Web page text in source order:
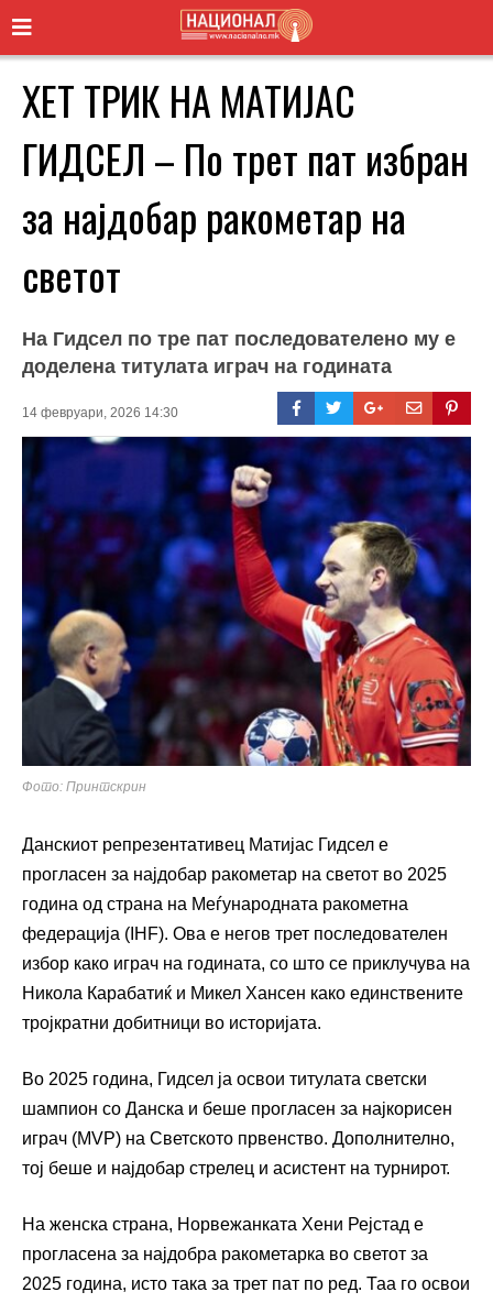
ХЕТ ТРИК НА МАТИЈАС
ГИДСЕЛ – По трет пат избран
за најдобар ракометар на
светот
На Гидсел по тре пат последователено му е
доделена титулата играч на годината
14 февруари, 2026 14:30
Фото: Принтскрин
Данскиот репрезентативец Матијас Гидсел е
прогласен за најдобар ракометар на светот во 2025
година од страна на Меѓународната ракометна
федерација (IHF). Ова е негов трет последователен
избор како играч на годината, со што се приклучува на
Никола Карабатиќ и Микел Хансен како единствените
тројкратни добитници во историјата.
Во 2025 година, Гидсел ја освои титулата светски
шампион со Данска и беше прогласен за најкорисен
играч (MVP) на Светското првенство. Дополнително,
тој беше и најдобар стрелец и асистент на турнирот.
На женска страна, Норвежанката Хени Рејстад е
прогласена за најдобра ракометарка во светот за
2025 година, исто така за трет пат по ред. Таа го освои